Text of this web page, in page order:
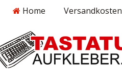
Home Versandkosten